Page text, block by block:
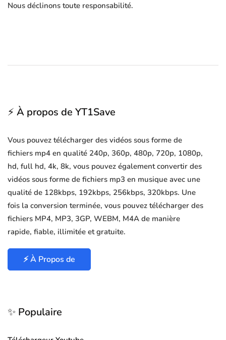
Nous déclinons toute responsabilité.
⚡ À propos de YT1Save
Vous pouvez télécharger des vidéos sous forme de
fichiers mp4 en qualité 240p, 360p, 480p, 720p, 1080p,
hd, full hd, 4k, 8k, vous pouvez également convertir des
vidéos sous forme de fichiers mp3 en musique avec une
qualité de 128kbps, 192kbps, 256kbps, 320kbps. Une
fois la conversion terminée, vous pouvez télécharger des
fichiers MP4, MP3, 3GP, WEBM, M4A de manière
rapide, fiable, illimitée et gratuite.
⚡ À Propos de
✨ Populaire